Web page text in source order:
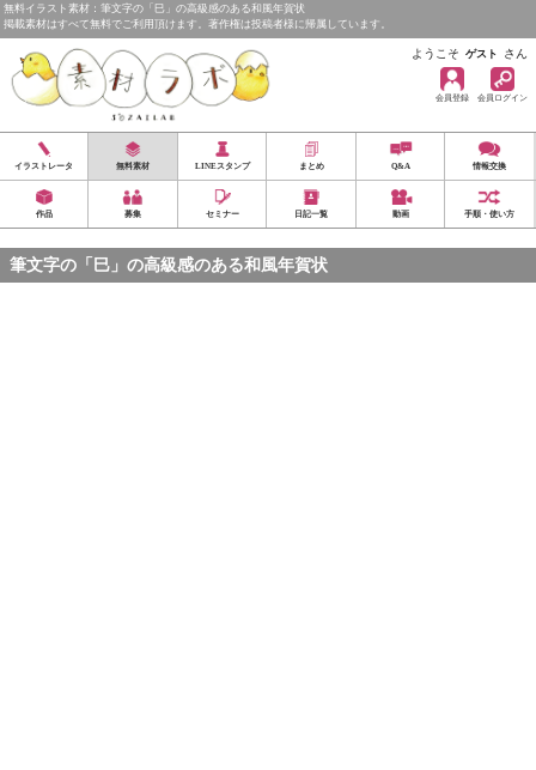
無料イラスト素材：筆文字の「巳」の高級感のある和風年賀状
掲載素材はすべて無料でご利用頂けます。著作権は投稿者様に帰属しています。
ようこそ ゲスト さん
会員登録 会員ログイン
イラストレータ 無料素材 LINEスタンプ まとめ Q&A 情報交換
作品 募集 セミナー 日記一覧 動画 手順・使い方
筆文字の「巳」の高級感のある和風年賀状